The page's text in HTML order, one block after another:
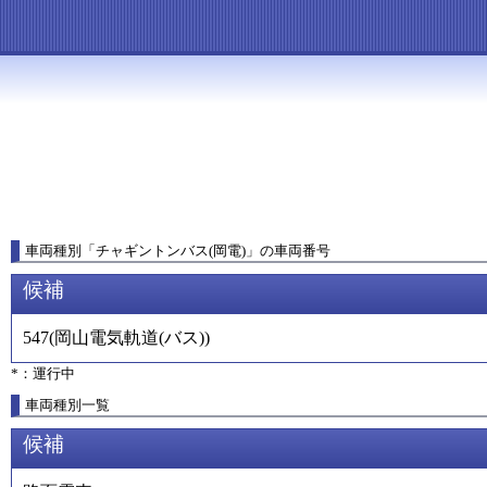
車両種別 「 チャギントンバス(岡電) 」 の車両番号
候補
547(岡山電気軌道(バス))
*：運行中
車両種別一覧
候補